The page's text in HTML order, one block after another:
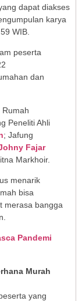
dapat diakses
karya
WIB.
peserta
dan
Peneliti Ahli
; Jafung
Fajar
Markhoir.
menarik
bisa
merasa bangga
Pandemi
Murah
yang